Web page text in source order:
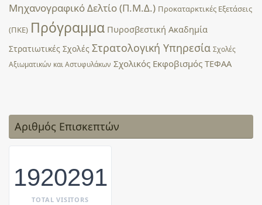
Μηχανογραφικό Δελτίο (Π.Μ.Δ.) Προκαταρκτικές Εξετάσεις
(ΠΚΕ) Πρόγραμμα Πυροσβεστική Ακαδημία
Στρατιωτικές Σχολές Στρατολογική Υπηρεσία Σχολές
Αξιωματικών και Αστυφυλάκων Σχολικός Εκφοβισμός ΤΕΦΑΑ
Αριθμός Επισκεπτών
1920291
TOTAL VISITORS